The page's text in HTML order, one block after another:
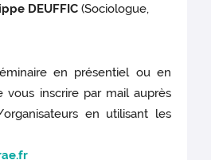
DEUFFIC (Sociologue,
en présentiel ou en
vous inscrire par mail auprès
en utilisant les